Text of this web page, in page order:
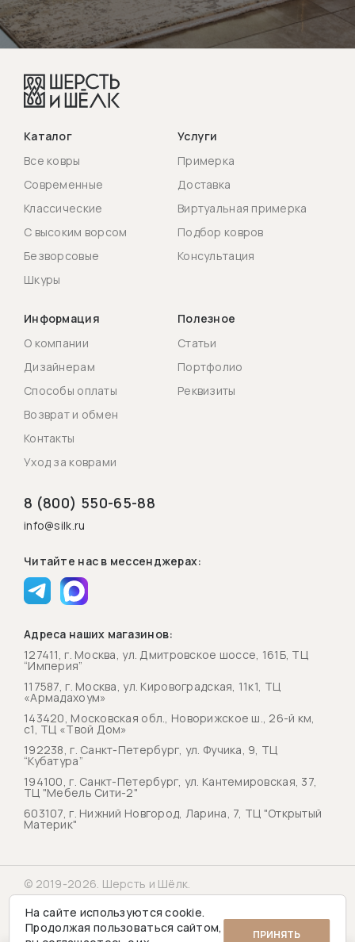
Каталог
Все ковры
Современные
Классические
С высоким ворсом
Безворсовые
Шкуры
Услуги
Примерка
Доставка
Виртуальная примерка
Подбор ковров
Консультация
Информация
О компании
Дизайнерам
Способы оплаты
Возврат и обмен
Контакты
Уход за коврами
Полезное
Статьи
Портфолио
Реквизиты
8 (800) 550-65-88
info@silk.ru
Читайте нас в мессенджерах:
Адреса наших магазинов:
127411, г. Москва, ул. Дмитровское шоссе, 161Б, ТЦ
“Империя”
117587, г. Москва, ул. Кировоградская, 11к1, ТЦ
«Армадахоум»
143420, Московская обл., Новорижское ш., 26-й км,
с1, ТЦ «Твой Дом»
192238, г. Санкт-Петербург, ул. Фучика, 9, ТЦ
“Кубатура”
194100, г. Санкт-Петербург, ул. Кантемировская, 37,
ТЦ "Мебель Сити-2"
603107, г. Нижний Новгород, Ларина, 7, ТЦ "Открытый
Материк"
© 2019-2026. Шерсть и Шёлк.
Политика конфиденциальности
На сайте используются cookie.
Продолжая пользоваться сайтом,
ПРИНЯТЬ